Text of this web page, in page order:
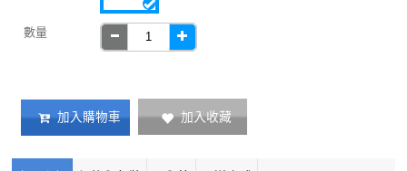
數量
加入購物車 加入收藏